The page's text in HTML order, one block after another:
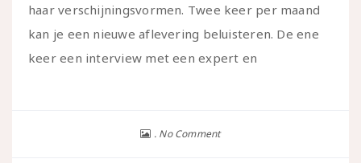
haar verschijningsvormen. Twee keer per maand
kan je een nieuwe aflevering beluisteren. De ene
keer een interview met een expert en
No Comment